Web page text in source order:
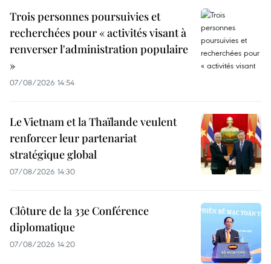
Trois personnes poursuivies et
recherchées pour « activités visant à
renverser l'administration populaire
»
07/08/2026 14:54
Le Vietnam et la Thaïlande veulent
renforcer leur partenariat
stratégique global
07/08/2026 14:30
Clôture de la 33e Conférence
diplomatique
07/08/2026 14:20